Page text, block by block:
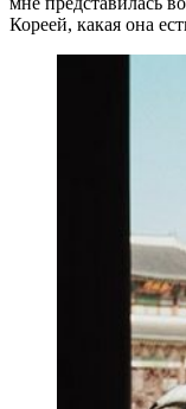
Кореей, какая она